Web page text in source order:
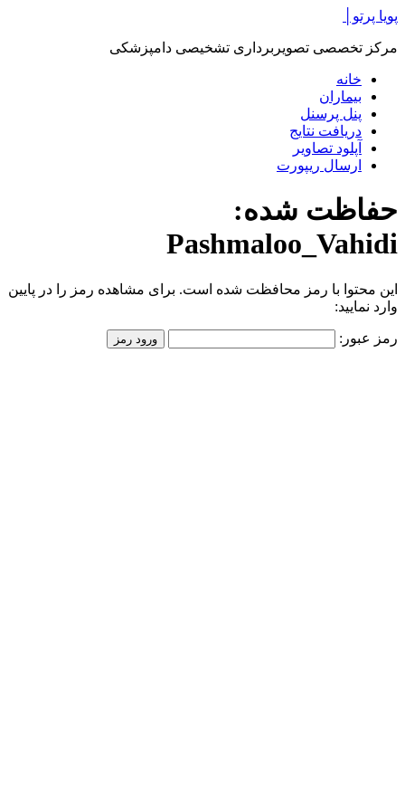
پرش
محتوا
پویا پرتو│
مرکز تخصصی تصویربرداری تشخیصی دامپزشکی
خانه
بیماران
پنل پرسنل
دریافت نتایج
آپلود تصاویر
ارسال ریپورت
حفاظت شده:
Pashmaloo_Vahidi
این محتوا با رمز محافظت شده است. برای مشاهده رمز را در پایین
وارد نمایید:
رمز عبور: